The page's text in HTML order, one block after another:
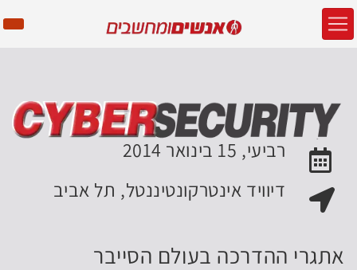
האירוע יתקיים בתאריך
רביעי, 15 בינואר 2014
מקום האירוע:
דיוויד אינטרקונטיננטל, תל אביב
אתגרי ההדרכה בעולם הסייבר